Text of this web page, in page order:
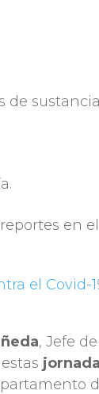
de
en
el Covid-
, Jefe